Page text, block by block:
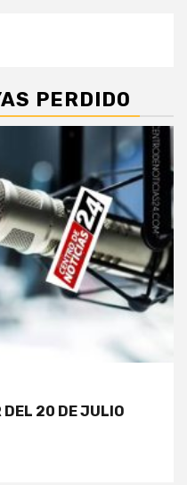
PERDIDO
DEL 20 DE JULIO